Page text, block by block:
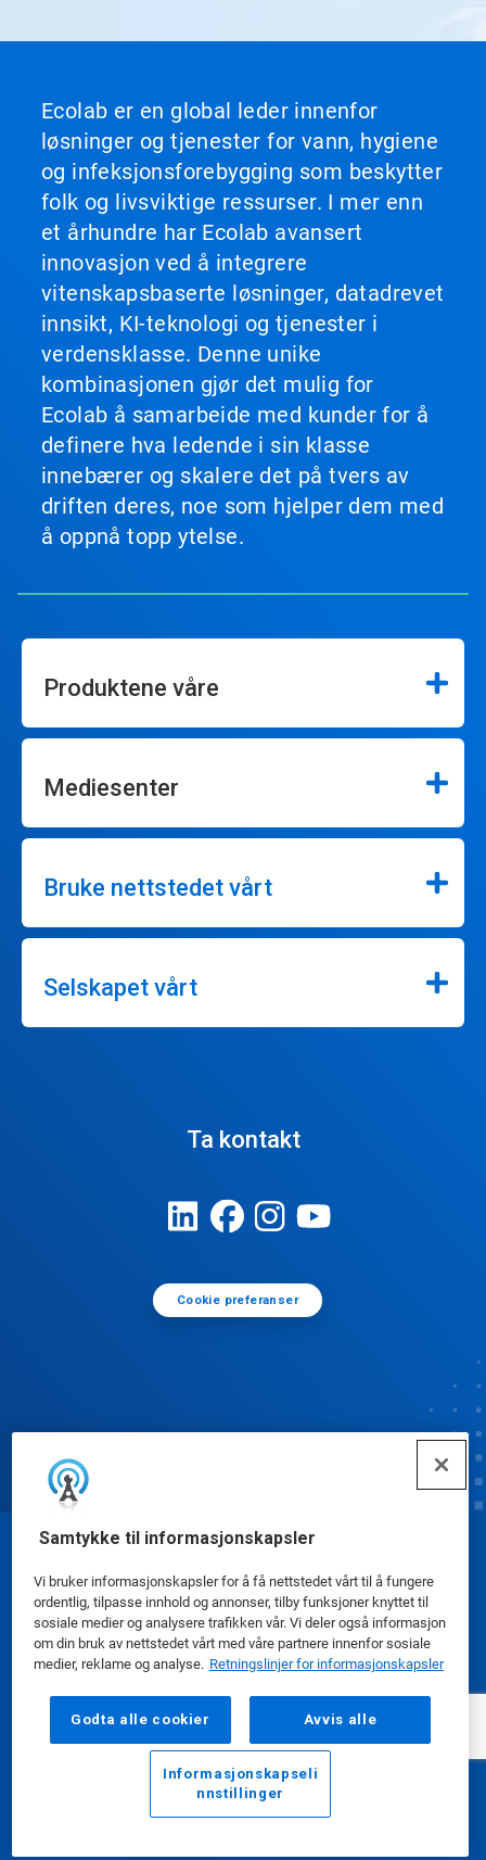
Samtykke til informasjonskapsler
Vi bruker informasjonskapsler for å få nettstedet vårt til å fungere
ordentlig, tilpasse innhold og annonser, tilby funksjoner knyttet til
sosiale medier og analysere trafikken vår. Vi deler også informasjon
om din bruk av nettstedet vårt med våre partnere innenfor sosiale
medier, reklame og analyse. Retningslinjer for informasjonskapsler
Godta alle cookier Avvis alle
Informasjonskapseli
nnstillinger
Ecolab er en global leder innenfor
løsninger og tjenester for vann, hygiene
og infeksjonsforebygging som beskytter
folk og livsviktige ressurser. I mer enn
et århundre har Ecolab avansert
innovasjon ved å integrere
vitenskapsbaserte løsninger, datadrevet
innsikt, KI-teknologi og tjenester i
verdensklasse. Denne unike
kombinasjonen gjør det mulig for
Ecolab å samarbeide med kunder for å
definere hva ledende i sin klasse
innebærer og skalere det på tvers av
driften deres, noe som hjelper dem med
å oppnå topp ytelse.
Produktene våre
Mediesenter
Bruke nettstedet vårt
Selskapet vårt
Ta kontakt
Cookie preferanser
E-post Ring
Sikkerhetsdatablad|Personvernerklæring|
Bruksvilkår